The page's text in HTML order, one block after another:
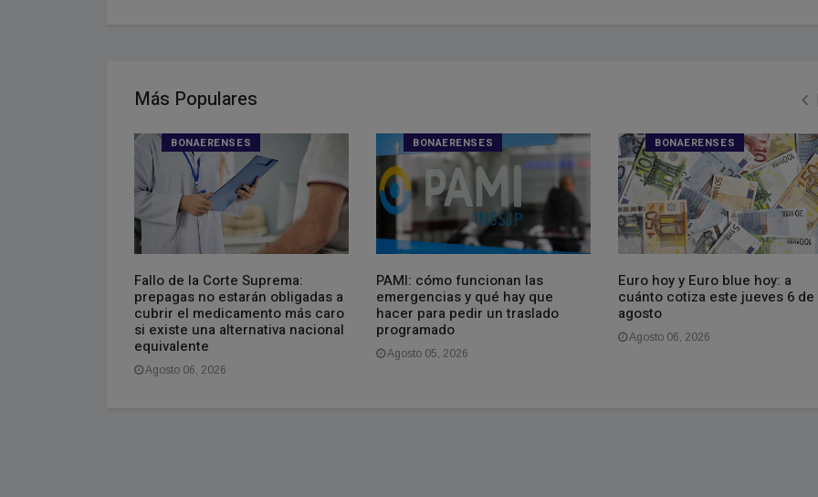
Más Populares
BONAERENSES
Fallo de la Corte Suprema:
prepagas no estarán obligadas a
cubrir el medicamento más caro
si existe una alternativa nacional
equivalente
Agosto 06, 2026
BONAERENSES
PAMI: cómo funcionan las
emergencias y qué hay que
hacer para pedir un traslado
programado
Agosto 05, 2026
BONAERENSES
Euro hoy y Euro blue hoy: a
cuánto cotiza este jueves 6 de
agosto
Agosto 06, 2026